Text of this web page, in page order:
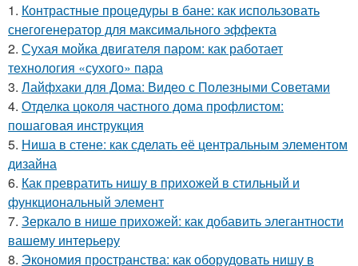
1. Контрастные процедуры в бане: как использовать
снегогенератор для максимального эффекта
2. Сухая мойка двигателя паром: как работает
технология «сухого» пара
3. Лайфхаки для Дома: Видео с Полезными Советами
4. Отделка цоколя частного дома профлистом:
пошаговая инструкция
5. Ниша в стене: как сделать её центральным элементом
дизайна
6. Как превратить нишу в прихожей в стильный и
функциональный элемент
7. Зеркало в нише прихожей: как добавить элегантности
вашему интерьеру
8. Экономия пространства: как оборудовать нишу в